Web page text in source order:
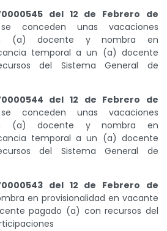
del 12 de Febrero de
conceden unas vacaciones
(a) docente y nombra en
temporal a un (a) docente
del Sistema General de
del 12 de Febrero de
conceden unas vacaciones
(a) docente y nombra en
temporal a un (a) docente
del Sistema General de
del 12 de Febrero de
en provisionalidad en vacante
pagado (a) con recursos del